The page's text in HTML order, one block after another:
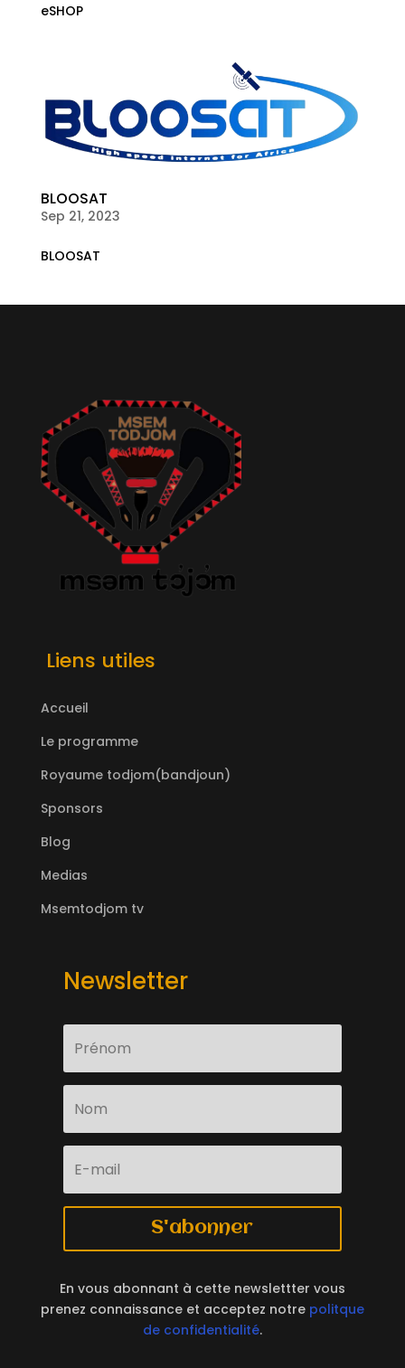
eSHOP
BLOOSAT
Sep 21, 2023
BLOOSAT
Liens utiles
Accueil
Le programme
Royaume todjom(bandjoun)
Sponsors
Blog
Medias
Msemtodjom tv
Newsletter
S'abonner
En vous abonnant à cette newslettter vous
prenez connaissance et acceptez notre politque
de confidentialité.